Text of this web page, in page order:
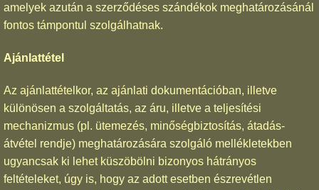
amelyek azután a szerződéses szándékok meghatározásánál
fontos támpontul szolgálhatnak.
Ajánlattétel
Az ajánlattételkor, az ajánlati dokumentációban, illetve
különösen a szolgáltatás, az áru, illetve a teljesítési
mechanizmus (pl. ütemezés, minőségbiztosítás, átadás-
átvétel rendje) meghatározására szolgáló mellékletekben
ugyancsak ki lehet küszöbölni bizonyos hátrányos
feltételeket, úgy is, hogy az adott esetben észrevétlen